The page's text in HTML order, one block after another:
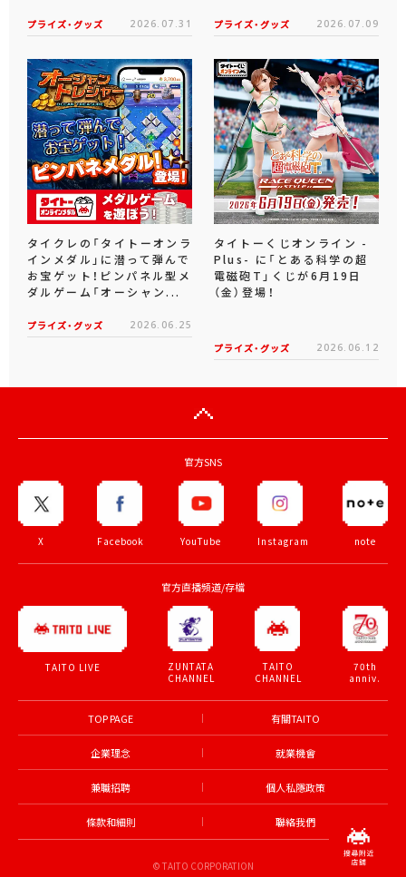
プライズ・グッズ 2026.07.31 プライズ・グッズ 2026.07.09
タイクレの「タイトーオンラ
インメダル」に潜って弾んで
お宝ゲット！ピンパネル型メ
ダルゲーム「オーシャン...
プライズ・グッズ 2026.06.25
タイトーくじオンライン -
Plus- に「とある科学の超
電磁砲T」くじが6月19日
（金）登場！
プライズ・グッズ 2026.06.12
官方SNS
X Facebook YouTube Instagram note
官方直播頻道/存檔
TAITO LIVE
ZUNTATA
CHANNEL
TAITO
CHANNEL
70th
anniv.
TOP PAGE 有關TAITO
企業理念 就業機會
兼職招聘 個人私隱政策
條款和細則 聯絡我們
© TAITO CORPORATION